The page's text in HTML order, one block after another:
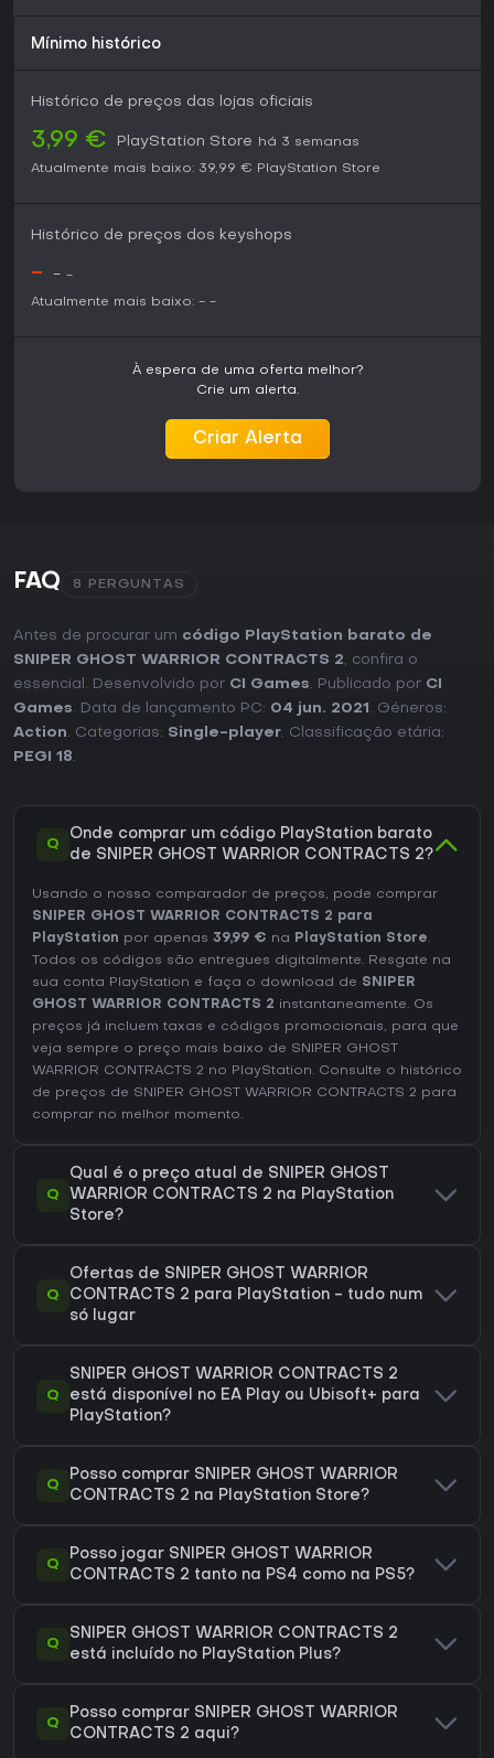
visual nas plataformas atuais. É indicado para quem busca
abordagens furtivas em vez de ação acelerada. O jogo
sem custo adicional.
Mínimo histórico
Histórico de preços das lojas oficiais
3,99 € PlayStation Store
há 3 semanas
Atualmente mais baixo: 39,99 € PlayStation Store
Histórico de preços dos keyshops
- - -
Atualmente mais baixo: - -
À espera de uma oferta melhor?
Crie um alerta.
Criar Alerta
FAQ 8 PERGUNTAS
Antes de procurar um código PlayStation barato de
SNIPER GHOST WARRIOR CONTRACTS 2, confira o
essencial. Desenvolvido por CI Games. Publicado por CI
Games. Data de lançamento PC: 04 jun. 2021 . Géneros:
Action. Categorias: Single-player. Classificação etária:
PEGI 18.
Q
Onde comprar um código PlayStation barato
de SNIPER GHOST WARRIOR CONTRACTS 2?
Usando o nosso comparador de preços, pode comprar
SNIPER GHOST WARRIOR CONTRACTS 2 para
PlayStation por apenas 39,99 € na PlayStation Store.
Todos os códigos são entregues digitalmente. Resgate na
sua conta PlayStation e faça o download de SNIPER
GHOST WARRIOR CONTRACTS 2 instantaneamente. Os
preços já incluem taxas e códigos promocionais, para que
veja sempre o preço mais baixo de SNIPER GHOST
WARRIOR CONTRACTS 2 no PlayStation. Consulte o histórico
de preços de SNIPER GHOST WARRIOR CONTRACTS 2 para
comprar no melhor momento.
Q
Qual é o preço atual de SNIPER GHOST
WARRIOR CONTRACTS 2 na PlayStation
Store?
Q
Ofertas de SNIPER GHOST WARRIOR
CONTRACTS 2 para PlayStation - tudo num
só lugar
Q
SNIPER GHOST WARRIOR CONTRACTS 2
está disponível no EA Play ou Ubisoft+ para
PlayStation?
Q
Posso comprar SNIPER GHOST WARRIOR
CONTRACTS 2 na PlayStation Store?
Q
Posso jogar SNIPER GHOST WARRIOR
CONTRACTS 2 tanto na PS4 como na PS5?
Q
SNIPER GHOST WARRIOR CONTRACTS 2
está incluído no PlayStation Plus?
Q
Posso comprar SNIPER GHOST WARRIOR
CONTRACTS 2 aqui?